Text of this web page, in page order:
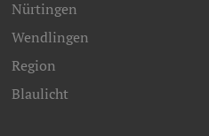
Nürtingen
Wendlingen
Region
Blaulicht